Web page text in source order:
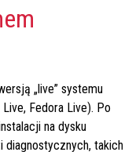
„live” systemu
Fedora Live). Po
na dysku
diagnostycznych, takich